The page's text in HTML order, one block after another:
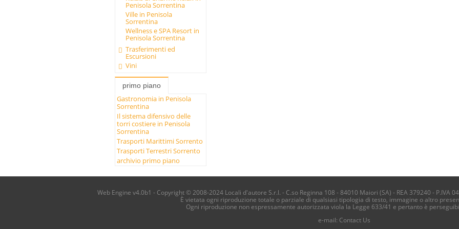
Penisola Sorrentina
Ville in Penisola
Sorrentina
Wellness e SPA Resort in
Penisola Sorrentina
Trasferimenti ed
Escursioni
Vini
primo piano
Gastronomia in Penisola
Sorrentina
Il sistema difensivo delle
torri costiere in Penisola
Sorrentina
Trasporti Marittimi Sorrento
Trasporti Terrestri Sorrento
archivio primo piano
Web Engine v4.0b1 - Copyright © 2008-2024 Locali d'autore S.r.l. - C.so Reginna 108 - 84010 Maiori (SA) - REA 379240 - P.IVA
È vietata ogni riproduzione totale o parziale di qualsiasi tipologia di testo, immagine o altro
Ogni riproduzione non espressamente autorizzata viola la Legge 633/41 e pertanto è
e-mail: Contact Us